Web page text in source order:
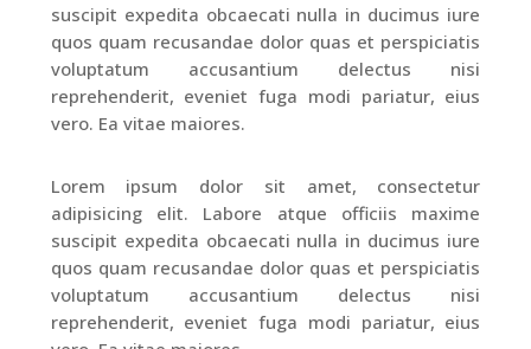
suscipit expedita obcaecati nulla in ducimus iure
quos quam recusandae dolor quas et perspiciatis
voluptatum accusantium delectus nisi
reprehenderit, eveniet fuga modi pariatur, eius
vero. Ea vitae maiores.
Lorem ipsum dolor sit amet, consectetur
adipisicing elit. Labore atque officiis maxime
suscipit expedita obcaecati nulla in ducimus iure
quos quam recusandae dolor quas et perspiciatis
voluptatum accusantium delectus nisi
reprehenderit, eveniet fuga modi pariatur, eius